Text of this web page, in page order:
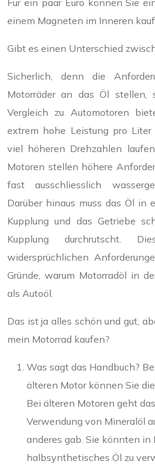
einem Magneten im Inneren
Gibt es einen Unterschied
Sicherlich, denn die
Motorräder an das Öl stellen,
Vergleich zu Automotoren
extrem hohe Leistung pro
viel höheren Drehzahlen
Motoren stellen höhere
fast ausschliesslich
Darüber hinaus muss das Öl in
Kupplung und das Getriebe
Kupplung durchrutscht.
widersprüchlichen
Gründe, warum Motorradöl in
als Autoöl.
Das ist ja alles schön und gut,
mein Motorrad kaufen?
Was sagt das Handbuch?
älteren Motor können Sie
Bei älteren Motoren geht
Verwendung von Mineralöl
anderes gab. Sie könnten in
halbsynthetisches Öl zu